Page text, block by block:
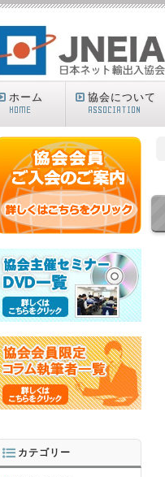
ホーム
HOME
協会について
ASSOCIATION
カテゴリー